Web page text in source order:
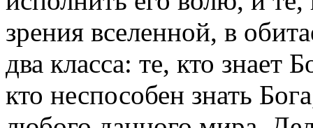
зрения вселенной, в
два класса: те, кто знает
кто неспособен знать